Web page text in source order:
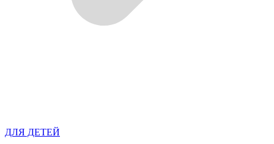
ДЛЯ ДЕТЕЙ